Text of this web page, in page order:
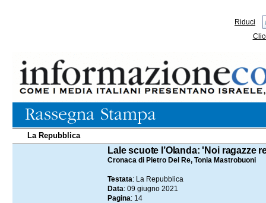
Riduci
La Repubblica
Lale scuote l’Olanda: 'Noi ragazze
Cronaca di Pietro Del Re, Tonia Mastrobuoni
Testata: La Repubblica
Data: 09 giugno 2021
Pagina: 14